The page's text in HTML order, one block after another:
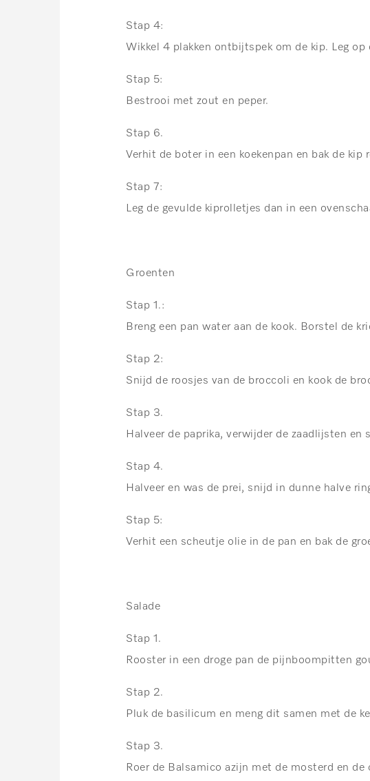
Stap 4:
Wikkel 4 plakken ontbijtspek om de kip. Leg
Stap 5:
Bestrooi met zout en peper.
Stap 6.
Verhit de boter in een koekenpan en bak de kip
Stap 7:
Leg de gevulde kiprolletjes dan in een
Groenten
Stap 1.:
Breng een pan water aan de kook. Borstel de
Stap 2:
Snijd de roosjes van de broccoli en kook de
Stap 3.
Halveer de paprika, verwijder de zaadlijsten
Stap 4.
Halveer en was de prei, snijd in dunne halve
Stap 5:
Verhit een scheutje olie in de pan en bak de
Salade
Stap 1.
Rooster in een droge pan de pijnboompitten
Stap 2.
Pluk de basilicum en meng dit samen met de
Stap 3.
Roer de Balsamico azijn met de mosterd en